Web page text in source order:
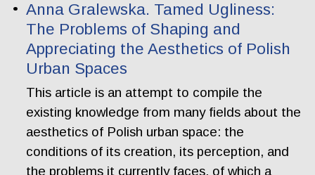
Anna Gralewska. Tamed Ugliness:
The Problems of Shaping and
Appreciating the Aesthetics of Polish
Urban Spaces
This article is an attempt to compile the
existing knowledge from many fields about the
aesthetics of Polish urban space: the
conditions of its creation, its perception, and
the problems it currently faces, of which a